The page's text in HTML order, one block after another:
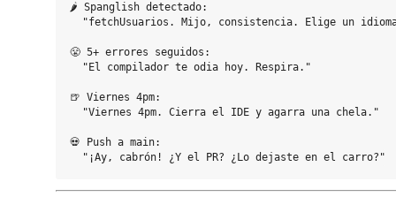
🌶️ Spanglish detectado:
"fetchUsuarios. Mijo, consistencia. Elige un
😤 5+ errores seguidos:
  "El compilador te odia hoy. Respira."
🍺 Viernes 4pm:
  "Viernes 4pm. Cierra el IDE y agarra una chela."
💀 Push a main: